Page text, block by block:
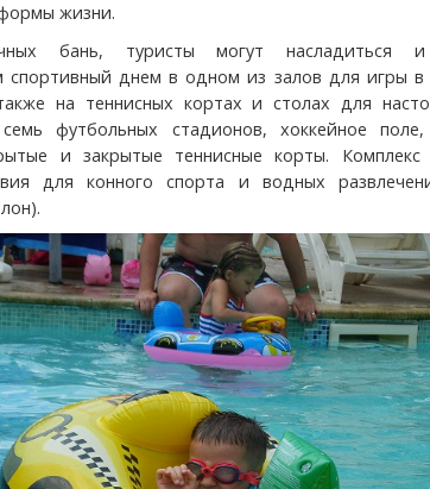
жизни.
бань, туристы могут насладиться и
днем в одном из залов для игры в
на теннисных кортах и столах для
футбольных стадионов, хоккейное
и закрытые теннисные корты. Комплекс
для конного спорта и водных